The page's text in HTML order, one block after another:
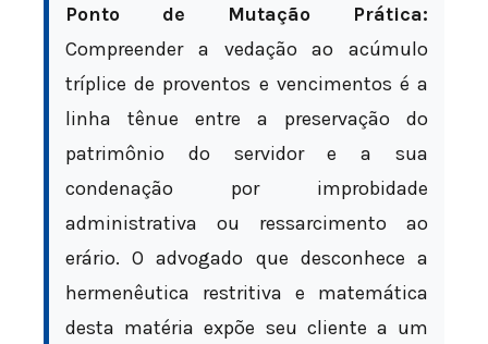
Ponto de Mutação Prática:
Compreender a vedação ao acúmulo
tríplice de proventos e vencimentos é a
linha tênue entre a preservação do
patrimônio do servidor e a sua
condenação por improbidade
administrativa ou ressarcimento ao
erário. O advogado que desconhece a
hermenêutica restritiva e matemática
desta matéria expõe seu cliente a um